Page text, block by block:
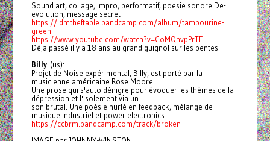
Sound art, collage, impro, performatif, poesie sonore De-
evolution, message secret
https://idmtheftable.bandcamp.com/album/tambourine-
green
https://www.youtube.com/watch?v=CoMQhvpPrTE
Déja passé il y a 18 ans au grand guignol sur les pentes .
Billy(us):
Projet de Noise expérimental, Billy, est porté par la
musicienne américaine Rose Moore.
Une prose qui s'auto dénigre pour évoquer les thèmes de la
dépression et l'isolement via un
son brutal. Une poésie hurlé en feedback, mélange de
musique industriel et power electronics.
https://ccbrm.bandcamp.com/track/broken